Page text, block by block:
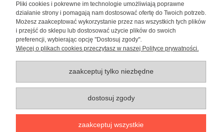
Informacje
O nas
Sklep dla psów caniLOVE| NIP: 5251057141 | ul. Strzelecka 54/56, 64-
010 Krzywiń, woj. wielkopolskie | telefon: 600 189 631, e-mail:
sklep@canilove.pl
Realizacja:Centrum Usług E-Commerce Łukasz Wiśniewski2021 |
Oprogramowanie:Shoper
Sklep internetowy Shoper Premium
Pliki cookies i pokrewne im technologie umożliwiają poprawne
działanie strony i pomagają nam dostosować ofertę do Twoich potrzeb.
Możesz zaakceptować wykorzystanie przez nas wszystkich tych plików
i przejść do sklepu lub dostosować użycie plików do swoich
preferencji, wybierając opcję "Dostosuj zgody".
Więcej o plikach cookies przeczytasz w naszej Polityce prywatności.
zaakceptuj tylko niezbędne
dostosuj zgody
zaakceptuj wszystkie